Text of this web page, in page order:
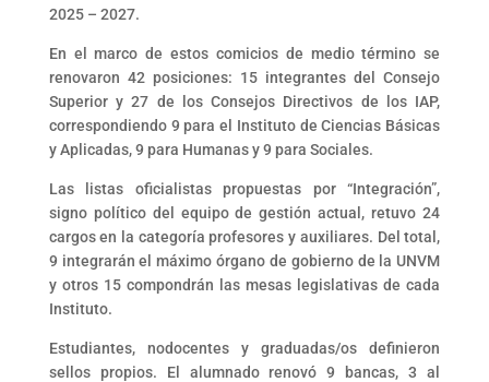
2025 – 2027.
En el marco de estos comicios de medio término se
renovaron 42 posiciones: 15 integrantes del Consejo
Superior y 27 de los Consejos Directivos de los IAP,
correspondiendo 9 para el Instituto de Ciencias Básicas
y Aplicadas, 9 para Humanas y 9 para Sociales.
Las listas oficialistas propuestas por “Integración”,
signo político del equipo de gestión actual, retuvo 24
cargos en la categoría profesores y auxiliares. Del total,
9 integrarán el máximo órgano de gobierno de la UNVM
y otros 15 compondrán las mesas legislativas de cada
Instituto.
Estudiantes, nodocentes y graduadas/os definieron
sellos propios. El alumnado renovó 9 bancas, 3 al